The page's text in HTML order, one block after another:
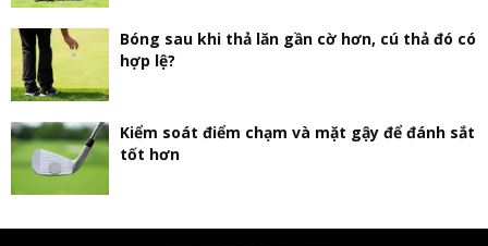
Bóng sau khi thả lăn gần cờ hơn, cú thả đó có
hợp lệ?
Kiểm soát điểm chạm và mặt gậy để đánh sắt
tốt hơn